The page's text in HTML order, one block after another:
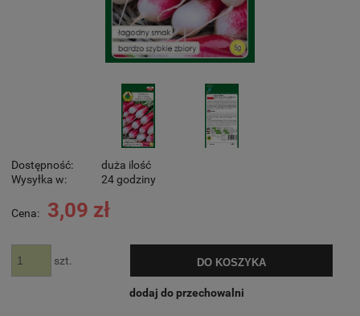
Dostępność:
duża ilość
Wysyłka w:
24 godziny
Cena: 3,09 zł
szt. DO KOSZYKA
dodaj do przechowalni